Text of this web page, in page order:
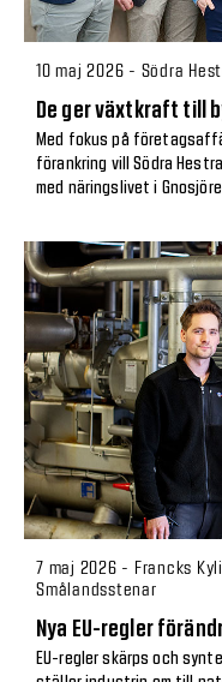
10 maj 2026 - Södra
De ger växtkraft till
Med fokus på
förankring vill Södra
med näringslivet i
7 maj 2026 - Francks
Smålandsstenar
Nya EU-regler
EU-regler skärps och